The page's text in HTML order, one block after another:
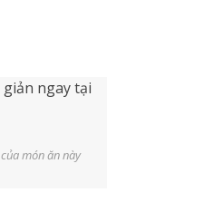
món ăn này